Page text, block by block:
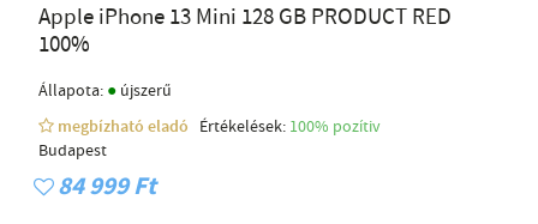
Apple iPhone 13 Mini 128 GB PRODUCT RED
100%
Állapota: ● újszerű
megbízható eladó
Értékelések: 100% pozítiv
Budapest
84 999 Ft